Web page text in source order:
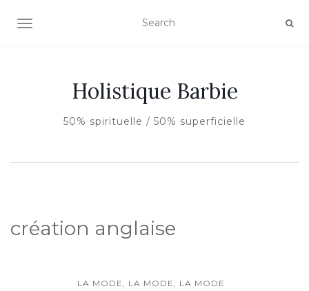
AFFICHER/MASQUER LA NAVIGATION
Holistique Barbie
50% spirituelle / 50% superficielle
création anglaise
LA MODE, LA MODE, LA MODE